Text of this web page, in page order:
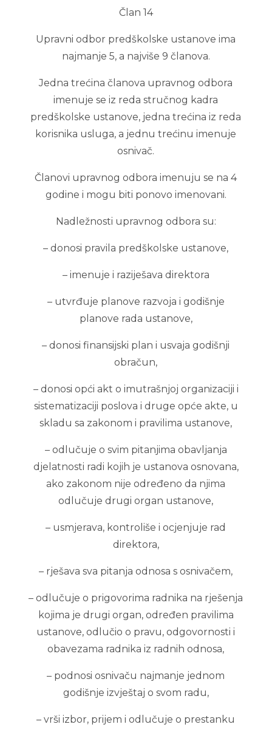
Član 14
Upravni odbor predškolske ustanove ima
najmanje 5, a najviše 9 članova.
Jedna trećina članova upravnog odbora
imenuje se iz reda stručnog kadra
predškolske ustanove, jedna trećina iz reda
korisnika usluga, a jednu trećinu imenuje
osnivač.
Članovi upravnog odbora imenuju se na 4
godine i mogu biti ponovo imenovani.
Nadležnosti upravnog odbora su:
– donosi pravila predškolske ustanove,
– imenuje i raziješava direktora
– utvrđuje planove razvoja i godišnje
planove rada ustanove,
– donosi finansijski plan i usvaja godišnji
obračun,
– donosi opći akt o imutrašnjoj organizaciji i
sistematizaciji poslova i druge opće akte, u
skladu sa zakonom i pravilima ustanove,
– odlučuje o svim pitanjima obavljanja
djelatnosti radi kojih je ustanova osnovana,
ako zakonom nije određeno da njima
odlučuje drugi organ ustanove,
– usmjerava, kontroliše i ocjenjuje rad
direktora,
– rješava sva pitanja odnosa s osnivačem,
– odlučuje o prigovorima radnika na rješenja
kojima je drugi organ, određen pravilima
ustanove, odlučio o pravu, odgovornosti i
obavezama radnika iz radnih odnosa,
– podnosi osnivaču najmanje jednom
godišnje izvještaj o svom radu,
– vrši izbor, prijem i odlučuje o prestanku